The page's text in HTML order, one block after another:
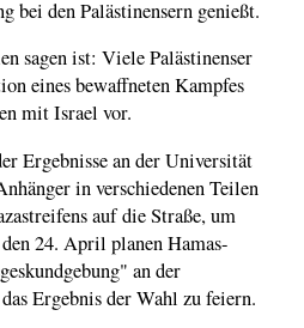
bei den Palästinensern genießt.
sagen ist: Viele Palästinenser
eines bewaffneten Kampfes
mit Israel vor.
Ergebnisse an der Universität
in verschiedenen Teilen
auf die Straße, um
24. April planen Hamas-
an der
Ergebnis der Wahl zu feiern.